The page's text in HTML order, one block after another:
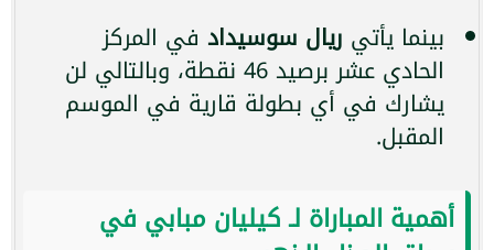
بينما يأتي ريال سوسيداد في المركز
الحادي عشر برصيد 46 نقطة، وبالتالي لن
يشارك في أي بطولة قارية في الموسم
المقبل.
أهمية المباراة لـ كيليان مبابي في